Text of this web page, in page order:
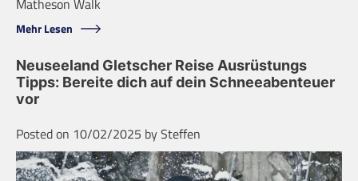
Mehr Lesen
Neuseeland Gletscher Reise Ausrüstungs
Tipps: Bereite dich auf dein Schneeabenteuer
vor
Posted on 10/02/2025 bySteffen